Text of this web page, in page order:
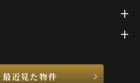
最近見た物件